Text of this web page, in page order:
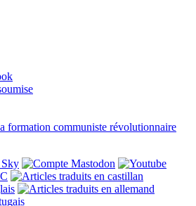
formation communiste révolutionnaire